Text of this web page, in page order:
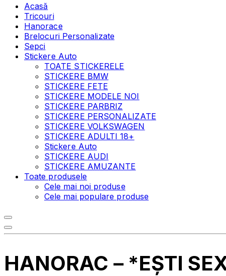
Acasă
Tricouri
Hanorace
Brelocuri Personalizate
Sepci
Stickere Auto
TOATE STICKERELE
STICKERE BMW
STICKERE FETE
STICKERE MODELE NOI
STICKERE PARBRIZ
STICKERE PERSONALIZATE
STICKERE VOLKSWAGEN
STICKERE ADULTI 18+
Stickere Auto
STICKERE AUDI
STICKERE AMUZANTE
Toate produsele
Cele mai noi produse
Cele mai populare produse
HANORAC – *EȘTI